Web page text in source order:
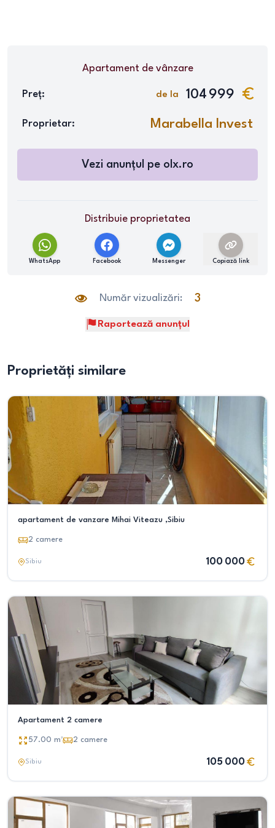
Apartamentde vânzare
Preț: de la 104 999
Proprietar: Marabella Invest
Vezi anunțul pe olx.ro
Distribuie proprietatea
WhatsApp Facebook Messenger Copiază link
Număr vizualizări: 3
Raportează anunțul
Proprietăți similare
apartament de vanzare Mihai Viteazu ,Sibiu
2 camere
Sibiu 100 000
Apartament 2 camere
57.00 m² 2 camere
Sibiu 105 000